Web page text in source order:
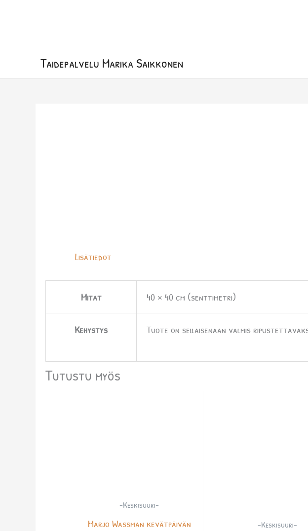
Taidepalvelu Marika Saikkonen
Lisätiedot
Mitat 40 × 40 cm (senttimetri)
Kehystys Tuote on sellaisenaan valmis
Tutustu myös
-Keskisuuri-
Marjo Wassman kevätpäivän
-Keskisuuri-